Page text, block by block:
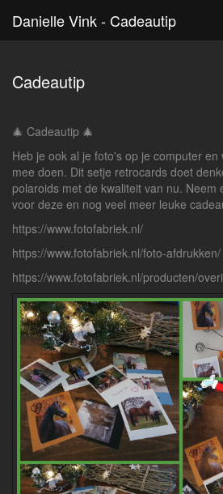
Danielle Vink - Cadeautip
Cadeautip
🎄 Cadeautip 🎄
Heb je ook al je foto's op je computer
mee doen. Dit setje retrocards doet
polaroids met de kwaliteit van nu. Neem
voor deze en nog veel meer leuke
https://www.fotofabriek.nl/
https://www.fotofabriek.nl/foto-afdrukken/
https://www.fotofabriek.nl/producten/